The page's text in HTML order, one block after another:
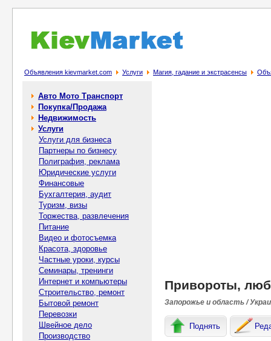
Объявления kievmarket.com Услуги Магия, гадание и экстрасенсы
Авто Мото Транспорт
Покупка/Продажа
Недвижимость
Услуги
Услуги для бизнеса
Партнеры по бизнесу
Полиграфия, реклама
Юридические услуги
Финансовые
Бухгалтерия, аудит
Туризм, визы
Торжества, развлечения
Питание
Видео и фотосъемка
Красота, здоровье
Частные уроки, курсы
Семинары, тренинги
Интернет и компьютеры
Строительство, ремонт
Бытовой ремонт
Перевозки
Швейное дело
Производство
Привороты,
Запорожье и область /
Поднять